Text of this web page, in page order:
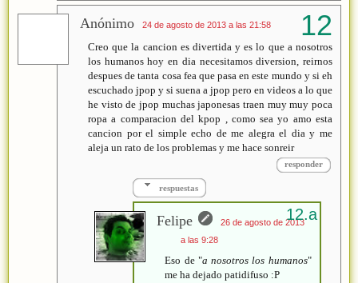
Anónimo 24 de agosto de 2013 a las 21:58
Creo que la cancion es divertida y es lo que a nosotros
los humanos hoy en dia necesitamos diversion, reirnos
despues de tanta cosa fea que pasa en este mundo y si eh
escuchado jpop y si suena a jpop pero en videos a lo que
he visto de jpop muchas japonesas traen muy muy poca
ropa a comparacion del kpop , como sea yo amo esta
cancion por el simple echo de me alegra el dia y me
aleja un rato de los problemas y me hace sonreir
responder
respuestas
Felipe
26 de agosto de 2013
a las 9:28
Eso de "a nosotros los humanos"
me ha dejado patidifuso :P